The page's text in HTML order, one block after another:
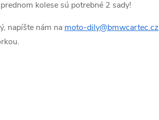
kolese sú potrebné 2 sady!
napíšte nám na moto-dily@bmwcartec.cz